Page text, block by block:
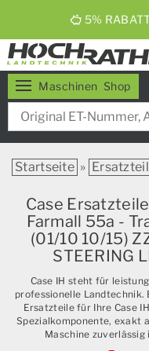
5%
Maschinen Shop
Startseite »
Case
Farmall 55a -
(01/10 10/15)
STEERING
Case IH steht für
professionelle Landtechnik.
Ersatzteile für Ihre Case
Spezialkomponente, exakt
Maschine